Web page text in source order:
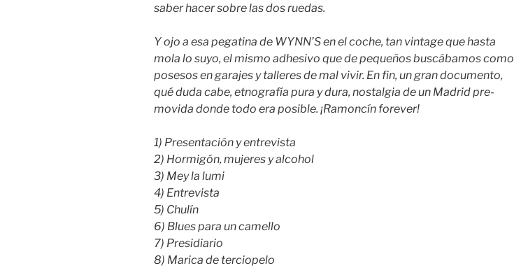
saber hacer sobre las dos ruedas.
Y ojo a esa pegatina de WYNN’S en el coche, tan vintage que hasta
mola lo suyo, el mismo adhesivo que de pequeños buscábamos como
posesos en garajes y talleres de mal vivir. En fin, un gran documento,
qué duda cabe, etnografía pura y dura, nostalgia de un Madrid pre-
movida donde todo era posible. ¡Ramoncín forever!
1) Presentación y entrevista
2) Hormigón, mujeres y alcohol
3) Mey la lumi
4) Entrevista
5) Chulín
6) Blues para un camello
7) Presidiario
8) Marica de terciopelo